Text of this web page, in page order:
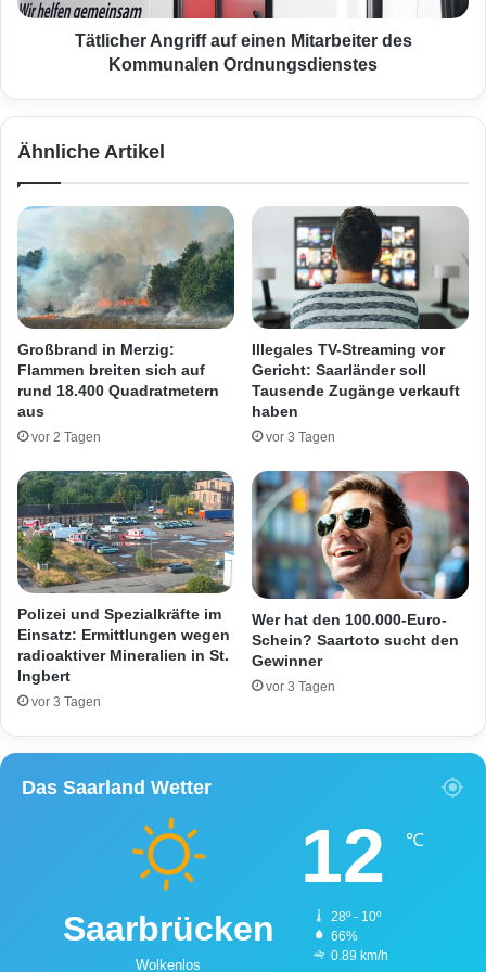
r
k
t
i
c
h
u
f
o
h
e
r
S
a
c
h
s
c
h
r
f
u
f
e
i
n
n
t
r
b
e
i
t
e
r
d
e
s
K
u
Tätlicher Angriff auf einen Mitarbeiter des
Kommunalen Ordnungsdienstes
Ähnliche Artikel
Großbrand in Merzig:
Flammen breiten sich auf
rund 18.400 Quadratmetern
aus
vor 2 Tagen
Illegales TV-Streaming vor
Gericht: Saarländer soll
Tausende Zugänge verkauft
haben
vor 3 Tagen
Polizei und Spezialkräfte im
Einsatz: Ermittlungen wegen
radioaktiver Mineralien in St.
Ingbert
vor 3 Tagen
Wer hat den 100.000-Euro-
Schein? Saartoto sucht den
Gewinner
vor 3 Tagen
Das Saarland Wetter
Saarbrücken
Wolkenlos
12 ℃
28º - 10º
66%
0.89 km/h